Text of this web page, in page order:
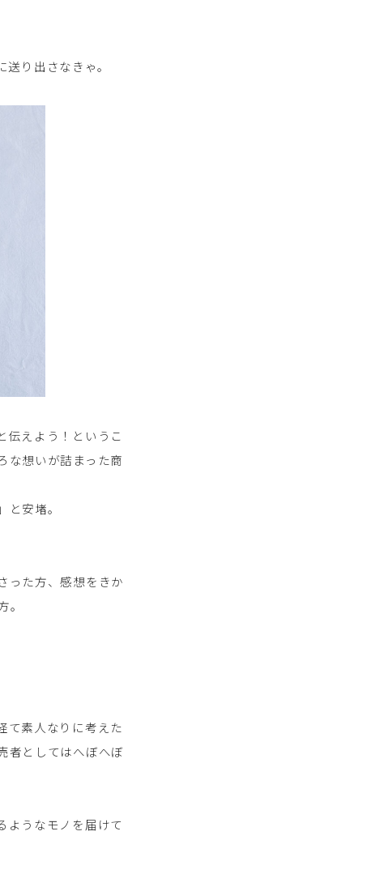
り出さなきゃ。
伝えよう！というこ
な想いが詰まった商
安堵。
った方、感想をきか
て素人なりに考えた
者としてはへぼへぼ
ようなモノを届けて